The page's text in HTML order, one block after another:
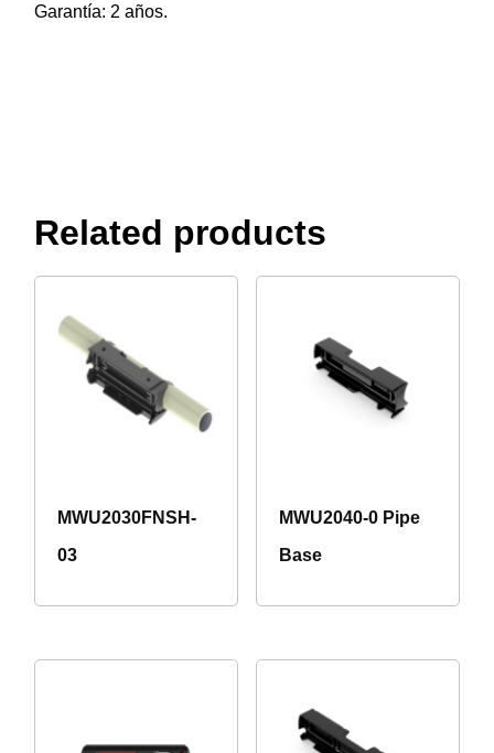
Garantía: 2 años.
Related products
MWU2030FNSH-
03
MWU2040-0 Pipe
Base